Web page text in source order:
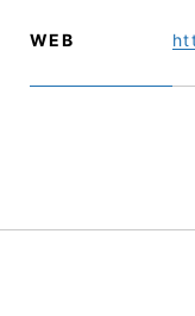
WEB